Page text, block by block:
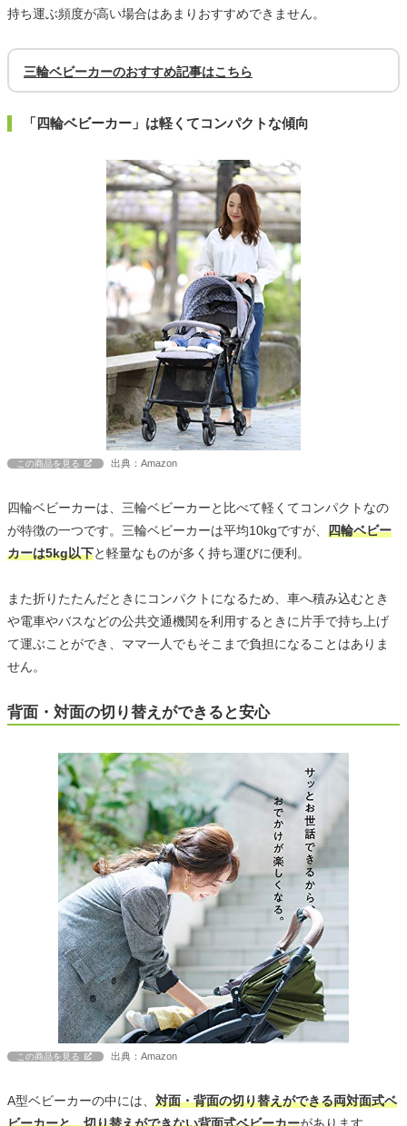
持ち運ぶ頻度が高い場合はあまりおすすめできません。
三輪ベビーカーのおすすめ記事はこちら
「四輪ベビーカー」は軽くてコンパクトな傾向
この商品を見る 出典：Amazon
四輪ベビーカーは、三輪ベビーカーと比べて軽くてコンパクトなの
が特徴の一つです。三輪ベビーカーは平均10kgですが、 四輪ベビー
カーは5kg以下と軽量なものが多く持ち運びに便利。
また折りたたんだときにコンパクトになるため、車へ積み込むとき
や電車やバスなどの公共交通機関を利用するときに片手で持ち上げ
て運ぶことができ、ママ一人でもそこまで負担になることはありま
せん。
背面・対面の切り替えができると安心
この商品を見る 出典：Amazon
A型ベビーカーの中には、 対面・背面の切り替えができる両対面式ベ